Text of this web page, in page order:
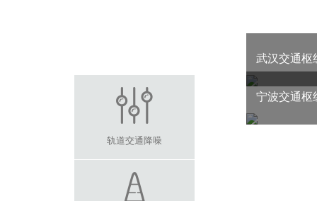
轨道交通降噪
武汉交通枢
宁波交通枢